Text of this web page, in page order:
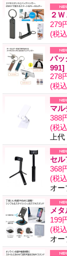
２
279
(税込
バッ
991]
278
(税込
マル
388
(税込
上
セル
368
(税込
オー
メ
199
(税込
オー